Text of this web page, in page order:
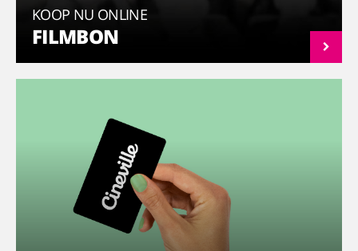
KOOP NU ONLINE
FILMBON